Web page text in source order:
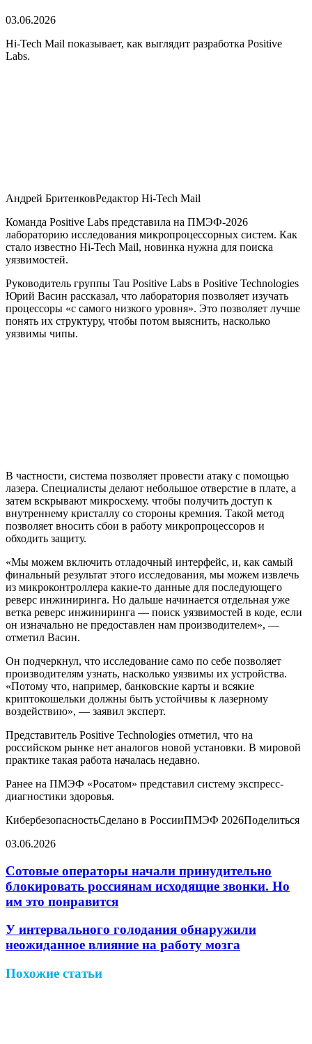
03.06.2026
Hi-Tech Mail показывает, как выглядит разработка Positive
Labs.
Андрей БритенковРедактор Hi-Tech Mail
Команда Positive Labs представила на ПМЭФ-2026
лабораторию исследования микропроцессорных систем. Как
стало известно Hi-Tech Mail, новинка нужна для поиска
уязвимостей.
Руководитель группы Tau Positive Labs в Positive Technologies
Юрий Васин рассказал, что лаборатория позволяет изучать
процессоры «с самого низкого уровня». Это позволяет лучше
понять их структуру, чтобы потом выяснить, насколько
уязвимы чипы.
В частности, система позволяет провести атаку с помощью
лазера. Специалисты делают небольшое отверстие в плате, а
затем вскрывают микросхему. чтобы получить доступ к
внутреннему кристаллу со стороны кремния. Такой метод
позволяет вносить сбои в работу микропроцессоров и
обходить защиту.
«Мы можем включить отладочный интерфейс, и, как самый
финальный результат этого исследования, мы можем извлечь
из микроконтроллера какие-то данные для последующего
реверс инжиниринга. Но дальше начинается отдельная уже
ветка реверс инжиниринга — поиск уязвимостей в коде, если
он изначально не предоставлен нам производителем», —
отметил Васин.
Он подчеркнул, что исследование само по себе позволяет
производителям узнать, насколько уязвимы их устройства.
«Потому что, например, банковские карты и всякие
криптокошельки должны быть устойчивы к лазерному
воздействию», — заявил эксперт.
Представитель Positive Technologies отметил, что на
российском рынке нет аналогов новой установки. В мировой
практике такая работа началась недавно.
Ранее на ПМЭФ «Росатом» представил систему экспресс-
диагностики здоровья.
КибербезопасностьСделано в РоссииПМЭФ 2026Поделиться
03.06.2026
через
электронную
почту
Сотовые операторы начали принудительно
блокировать россиянам исходящие звонки. Но
им это понравится
У интервального голодания обнаружили
неожиданное влияние на работу мозга
Похожие статьи